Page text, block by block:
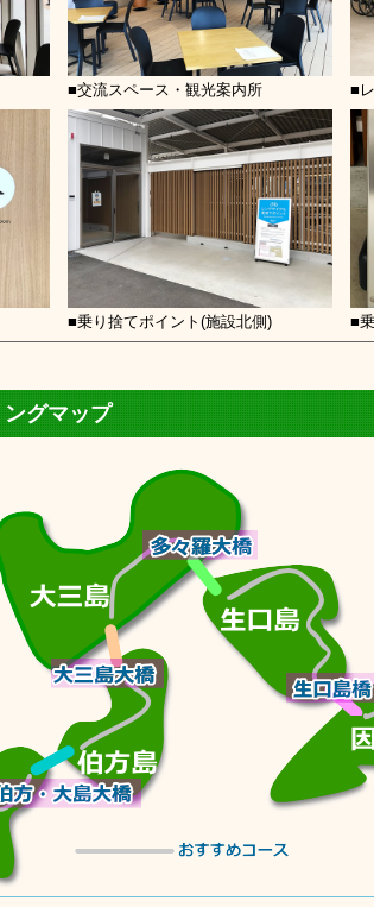
■交流スペース・観光案内所 ■
■乗り捨てポイント(施設北側) ■
グマップ